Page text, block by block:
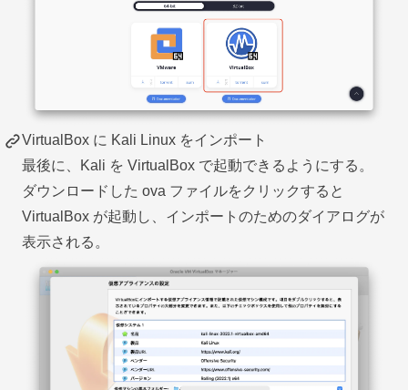
VirtualBox に Kali Linux をインポート
最後に、Kali を VirtualBox で起動できるようにする。
ダウンロードした ova ファイルをクリックすると
VirtualBox が起動し、インポートのためのダイアログが
表示される。